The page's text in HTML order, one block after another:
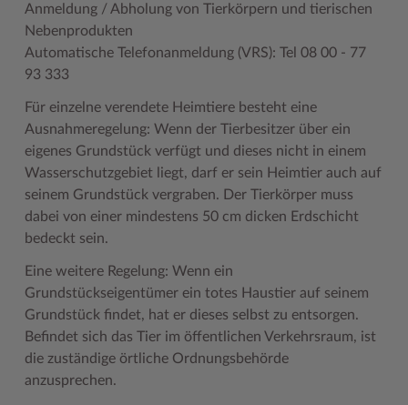
Anmeldung / Abholung von Tierkörpern und tierischen
Nebenprodukten
Automatische Telefonanmeldung (VRS): Tel 08 00 - 77
93 333
Für einzelne verendete Heimtiere besteht eine
Ausnahmeregelung: Wenn der Tierbesitzer über ein
eigenes Grundstück verfügt und dieses nicht in einem
Wasserschutzgebiet liegt, darf er sein Heimtier auch auf
seinem Grundstück vergraben. Der Tierkörper muss
dabei von einer mindestens 50 cm dicken Erdschicht
bedeckt sein.
Eine weitere Regelung: Wenn ein
Grundstückseigentümer ein totes Haustier auf seinem
Grundstück findet, hat er dieses selbst zu entsorgen.
Befindet sich das Tier im öffentlichen Verkehrsraum, ist
die zuständige örtliche Ordnungsbehörde
anzusprechen.